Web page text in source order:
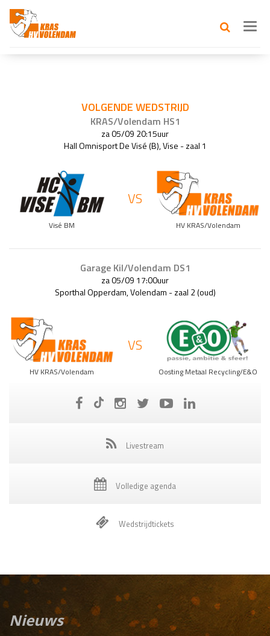
VOLGENDE WEDSTRIJD
KRAS/Volendam HS1
za 05/09 20:15uur
Hall Omnisport De Visé (B), Vise - zaal 1
Visé BM
VS
HV KRAS/Volendam
Garage Kil/Volendam DS1
za 05/09 17:00uur
Sporthal Opperdam, Volendam - zaal 2 (oud)
HV KRAS/Volendam
VS
Oosting Metaal Recycling/E&O
Livestream
Volledige agenda
Wedstrijdtickets
Nieuws